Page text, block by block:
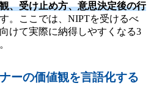
、受け止め方、意思決定後の行
。ここでは、NIPTを受けるべ
けて実際に納得しやすくなる3
ーの価値観を言語化する